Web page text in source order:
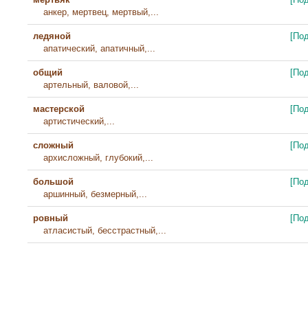
анкер, мертвец, мертвый,...
ледяной
апатический, апатичный,...
общий
артельный, валовой,...
мастерской
артистический,...
сложный
архисложный, глубокий,...
большой
аршинный, безмерный,...
ровный
атласистый, бесстрастный,...